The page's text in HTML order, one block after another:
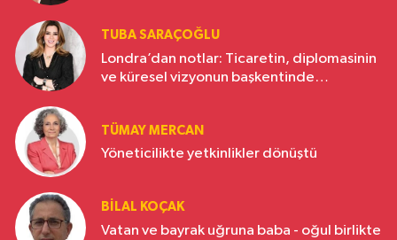
TUBA SARAÇOĞLU
Londra’dan notlar: Ticaretin, diplomasinin
ve küresel vizyonun başkentinde
TÜMAY MERCAN
Yöneticilikte yetkinlikler dönüştü
BILAL KOÇAK
Vatan ve bayrak uğruna baba - oğul birlikte